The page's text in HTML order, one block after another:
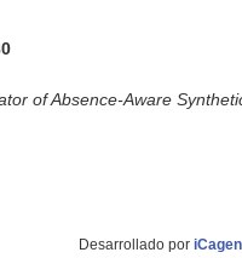
of Absence-Aware
Desarrollado por